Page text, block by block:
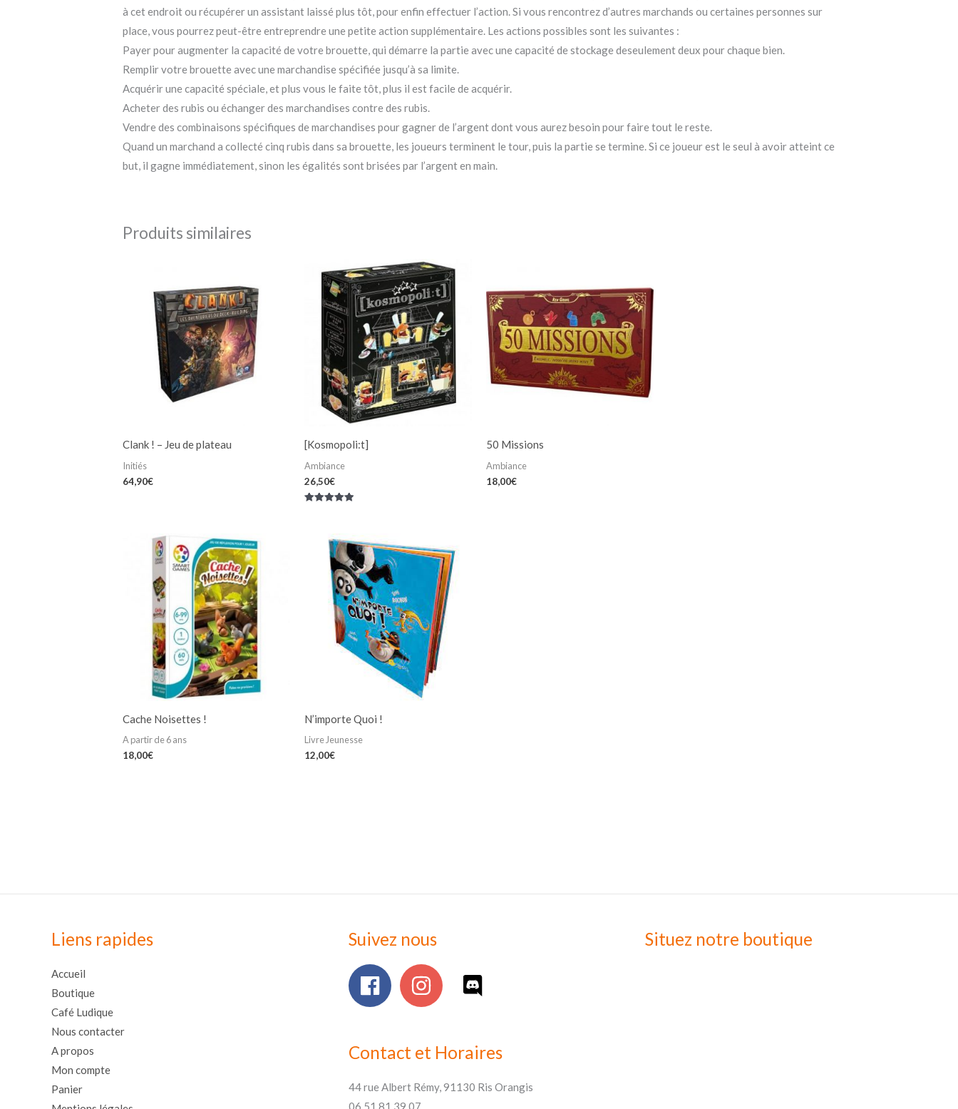
à cet endroit ou récupérer un assistant laissé plus tôt, pour enfin effectuer l’action. Si vous rencontrez d’autres marchands ou certaines personnes sur
place, vous pourrez peut-être entreprendre une petite action supplémentaire. Les actions possibles sont les suivantes :
Payer pour augmenter la capacité de votre brouette, qui démarre la partie avec une capacité de stockage deseulement deux pour chaque bien.
Remplir votre brouette avec une marchandise spécifiée jusqu’à sa limite.
Acquérir une capacité spéciale, et plus vous le faite tôt, plus il est facile de acquérir.
Acheter des rubis ou échanger des marchandises contre des rubis.
Vendre des combinaisons spécifiques de marchandises pour gagner de l’argent dont vous aurez besoin pour faire tout le reste.
Quand un marchand a collecté cinq rubis dans sa brouette, les joueurs terminent le tour, puis la partie se termine. Si ce joueur est le seul à avoir atteint ce
but, il gagne immédiatement, sinon les égalités sont brisées par l’argent en main.
Produits similaires
Clank ! – Jeu de plateau
Initiés
64,90€
[Kosmopoli:t]
Ambiance
26,50€
50 Missions
Ambiance
18,00€
Cache Noisettes !
A partir de 6 ans
18,00€
N’importe Quoi !
Livre Jeunesse
12,00€
Liens rapides
Accueil
Boutique
Café Ludique
Nous contacter
A propos
Mon compte
Panier
Suivez nous
Contact et Horaires
44 rue Albert Rémy, 91130 Ris Orangis
06 51 81 39 07
Situez notre boutique